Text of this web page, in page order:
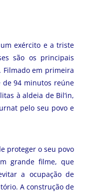
exército e a triste
são os principais
Filmado em primeira
de 94 minutos reúne
à aldeia de Bil‘in,
pelo seu povo e
proteger o seu povo
grande filme, que
a ocupação de
A construção de